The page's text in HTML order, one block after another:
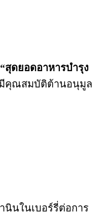
“สุดยอดอาหารบำรุง
มีคุณสมบัติต้านอนุมูล
นในเบอร์รี่ต่อการ